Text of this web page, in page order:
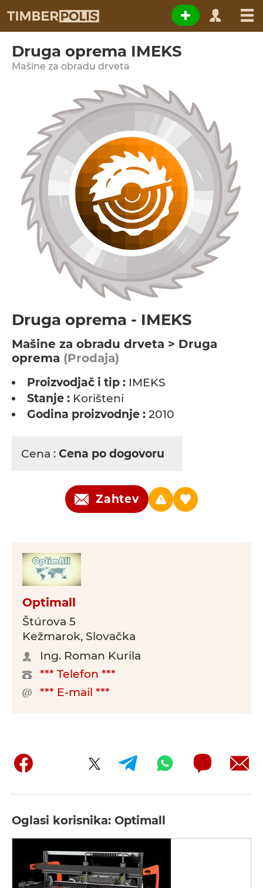
Druga oprema IMEKS
Мašine za obradu drveta
Druga oprema - IMEKS
Мašine za obradu drveta > Druga
oprema (Prodaja)
Proizvodjač i tip : IMEKS
Stanje : Korišteni
Godina proizvodnje : 2010
Cena : Cena po dogovoru
Zahtev
Optimall
Štúrova 5
Kežmarok, Slovačka
Ing. Roman Kurila
*** Telefon ***
*** E-mail ***
Oglasi korisnika: Optimall